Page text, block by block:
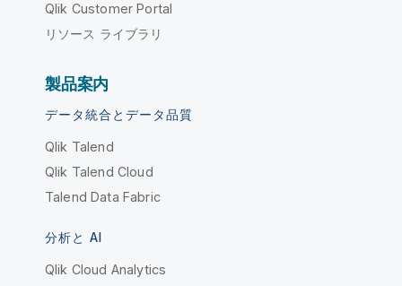
Qlik Customer Portal
リソース ライブラリ
製品案内
データ統合とデータ品質
Qlik Talend
Qlik Talend Cloud
Talend Data Fabric
分析と AI
Qlik Cloud Analytics